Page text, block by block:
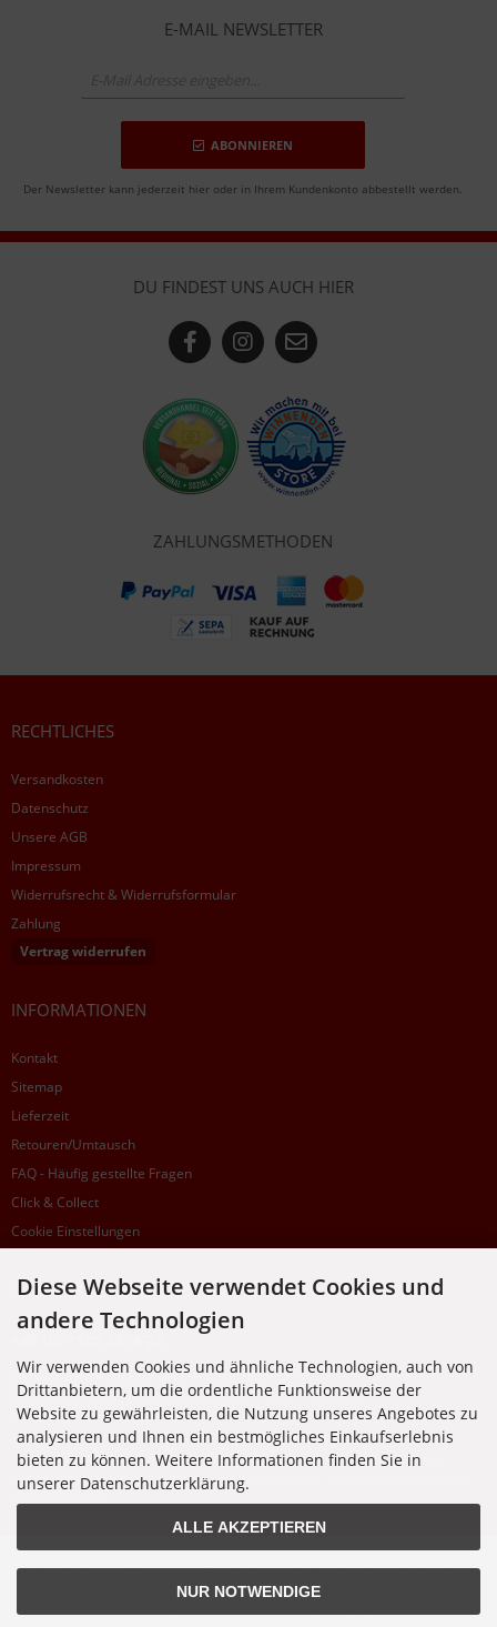
E-MAIL NEWSLETTER
ABONNIEREN
Der Newsletter kann jederzeit hier oder in Ihrem Kundenkonto abbestellt werden.
DU FINDEST UNS AUCH HIER
ZAHLUNGSMETHODEN
RECHTLICHES
Versandkosten
Datenschutz
Unsere AGB
Impressum
Widerrufsrecht & Widerrufsformular
Zahlung
Vertrag widerrufen
INFORMATIONEN
Kontakt
Sitemap
Lieferzeit
Retouren/Umtausch
FAQ - Häufig gestellte Fragen
Click & Collect
Cookie Einstellungen
SUPPORTHOTLINE
Zu laufenden Aufträgen oder Fragen allgemein:
Montag, Dienstag, Donnerstag, Freitag: 10:00 - 16:00 Uhr
Mittwoch: 10:00 - 18:00 Uhr
* Kosten: normaler Ortstarif DE, mit Flatratevertrag natürlich kostenlos. Aus dem
Ausland fallen die jeweils geltenden Auslandsgebühren an. Anrufe aus dem Handynetz
können abweichen.
Alle Preise inkl. gesetzl. MwSt. zzgl.Versandkosten. Die durchgestrichenen Preise
entsprechen dem bisherigen Preis bei Nixgut Onlineshop
Diese Webseite verwendet Cookies und
andere Technologien
Wir verwenden Cookies und ähnliche Technologien, auch von
Drittanbietern, um die ordentliche Funktionsweise der
Website zu gewährleisten, die Nutzung unseres Angebotes zu
analysieren und Ihnen ein bestmögliches Einkaufserlebnis
bieten zu können. Weitere Informationen finden Sie in
unserer Datenschutzerklärung.
ALLE AKZEPTIEREN
NUR NOTWENDIGE